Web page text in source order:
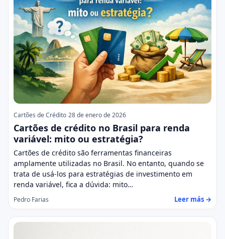
Cartões de Crédito 28 de enero de 2026
Cartões de crédito no Brasil para renda
variável: mito ou estratégia?
Cartões de crédito são ferramentas financeiras
amplamente utilizadas no Brasil. No entanto, quando se
trata de usá-los para estratégias de investimento em
renda variável, fica a dúvida: mito…
Pedro Farias Leer más →